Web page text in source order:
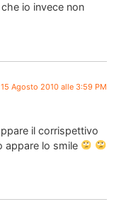
io invece non
15 Agosto 2010 alle 3:59 PM
il corrispettivo
appare lo smile